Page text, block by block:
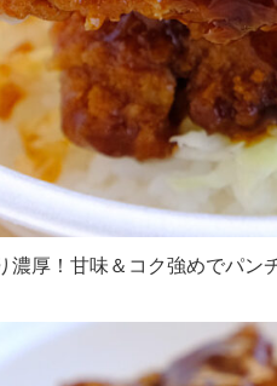
濃厚！甘味＆コク強めでパン